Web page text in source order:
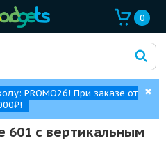
0
PROMO26! При заказе от
✖
601 с вертикальным